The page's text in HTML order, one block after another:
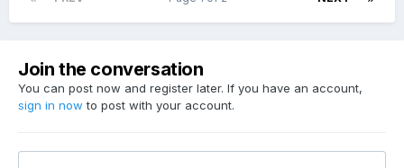
Join the conversation
You can post now and register later. If you have an account,
sign in now to post with your account.